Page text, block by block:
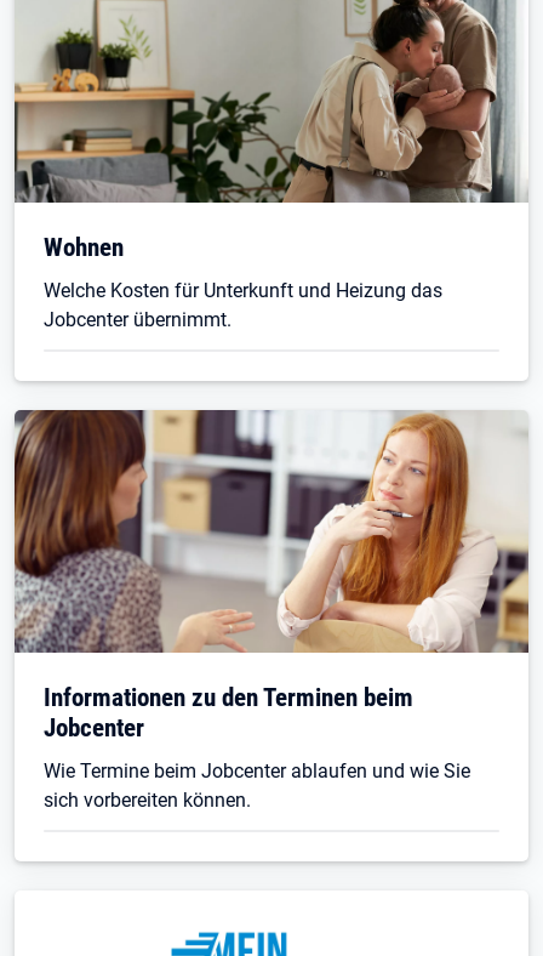
Wohnen
Welche Kosten für Unterkunft und Heizung das
Jobcenter übernimmt.
Informationen zu den Terminen beim
Jobcenter
Wie Termine beim Jobcenter ablaufen und wie Sie
sich vorbereiten können.